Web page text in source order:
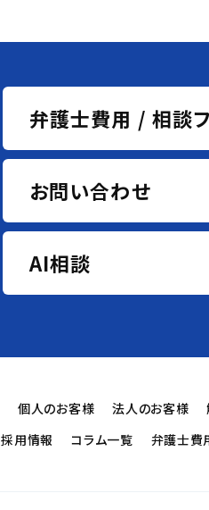
弁護士費用 / 相談
お問い合わせ
AI相談
個人のお客様 法人のお客様
採用情報 コラム一覧 弁護士費